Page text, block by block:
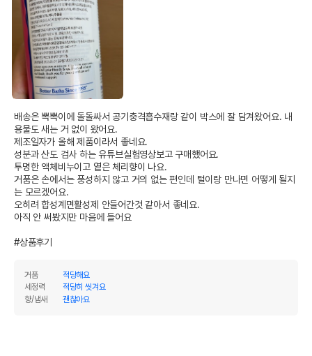
배송은 뽁뽁이에 돌돌싸서 공기충격흡수재랑 같이 박스에 잘 담겨왔어요. 내
용물도 새는 거 없이 왔어요.
제조일자가 올해 제품이라서 좋네요.
성분과 산도 검사 하는 유튜브실험영상보고 구매했어요.
투명한 액체비누이고 옅은 체리향이 나요.
거품은 손에서는 풍성하지 않고 거의 없는 편인데 털이랑 만나면 어떻게 될지
는 모르겠어요.
오히려 합성계면활성제 안들어간것 같아서 좋네요.
아직 안 써봤지만 마음에 들어요
#상품후기
거품
적당해요
세정력
적당히 씻겨요
향/냄새
괜찮아요